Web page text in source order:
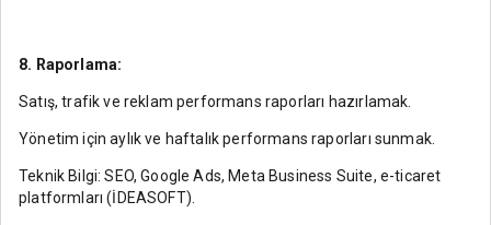
8. Raporlama:
Satış, trafik ve reklam performans raporları hazırlamak.
Yönetim için aylık ve haftalık performans raporları sunmak.
Teknik Bilgi: SEO, Google Ads, Meta Business Suite, e-ticaret
platformları (İDEASOFT).